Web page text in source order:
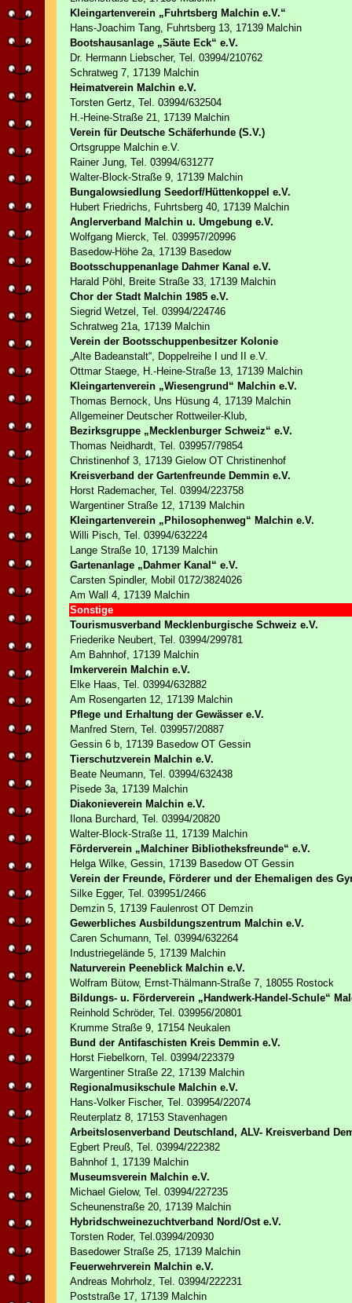
Kleingartenverein „Fuhrtsberg Malchin e.V.“
Hans-Joachim Tang, Fuhrtsberg 13, 17139 Malchin
Bootshausanlage „Säute Eck“ e.V.
Dr. Hermann Liebscher, Tel. 03994/210762
Schratweg 7, 17139 Malchin
Heimatverein Malchin e.V.
Torsten Gertz, Tel. 03994/632504
H.-Heine-Straße 21, 17139 Malchin
Verein für Deutsche Schäferhunde (S.V.)
Ortsgruppe Malchin e.V.
Rainer Jung, Tel. 03994/631277
Walter-Block-Straße 9, 17139 Malchin
Bungalowsiedlung Seedorf/Hüttenkoppel e.V.
Hubert Friedrichs, Fuhrtsberg 40, 17139 Malchin
Anglerverband Malchin u. Umgebung e.V.
Wolfgang Mierck, Tel. 039957/20996
Basedow-Höhe 2a, 17139 Basedow
Bootsschuppenanlage Dahmer Kanal e.V.
Harald Pöhl, Breite Straße 33, 17139 Malchin
Chor der Stadt Malchin 1985 e.V.
Siegrid Wetzel, Tel. 03994/224746
Schratweg 21a, 17139 Malchin
Verein der Bootsschuppenbesitzer Kolonie
„Alte Badeanstalt“, Doppelreihe I und II e.V.
Ottmar Staege, H.-Heine-Straße 13, 17139 Malchin
Kleingartenverein „Wiesengrund“ Malchin e.V.
Thomas Bernock, Uns Hüsung 4, 17139 Malchin
Allgemeiner Deutscher Rottweiler-Klub,
Bezirksgruppe „Mecklenburger Schweiz“ e.V.
Thomas Neidhardt, Tel. 039957/79854
Christinenhof 3, 17139 Gielow OT Christinenhof
Kreisverband der Gartenfreunde Demmin e.V.
Horst Rademacher, Tel. 03994/223758
Wargentiner Straße 12, 17139 Malchin
Kleingartenverein „Philosophenweg“ Malchin e.V.
Willi Pisch, Tel. 03994/632224
Lange Straße 10, 17139 Malchin
Gartenanlage „Dahmer Kanal“ e.V.
Carsten Spindler, Mobil 0172/3824026
Am Wall 4, 17139 Malchin
Sonstige
Tourismusverband Mecklenburgische Schweiz e.V.
Friederike Neubert, Tel. 03994/299781
Am Bahnhof, 17139 Malchin
Imkerverein Malchin e.V.
Elke Haas, Tel. 03994/632882
Am Rosengarten 12, 17139 Malchin
Pflege und Erhaltung der Gewässer e.V.
Manfred Stern, Tel. 039957/20887
Gessin 6 b, 17139 Basedow OT Gessin
Tierschutzverein Malchin e.V.
Beate Neumann, Tel. 03994/632438
Pisede 3a, 17139 Malchin
Diakonieverein Malchin e.V.
Ilona Burchard, Tel. 03994/20820
Walter-Block-Straße 11, 17139 Malchin
Förderverein „Malchiner Bibliotheksfreunde“ e.V.
Helga Wilke, Gessin, 17139 Basedow OT Gessin
Verein der Freunde, Förderer und der Ehemaligen des
Silke Egger, Tel. 039951/2466
Demzin 5, 17139 Faulenrost OT Demzin
Gewerbliches Ausbildungszentrum Malchin e.V.
Caren Schumann, Tel. 03994/632264
Industriegelände 5, 17139 Malchin
Naturverein Peeneblick Malchin e.V.
Wolfram Bütow, Ernst-Thälmann-Straße 7, 18055 Rostock
Bildungs- u. Förderverein „Handwerk-Handel-Schule“
Reinhold Schröder, Tel. 039956/20801
Krumme Straße 9, 17154 Neukalen
Bund der Antifaschisten Kreis Demmin e.V.
Horst Fiebelkorn, Tel. 03994/223379
Wargentiner Straße 22, 17139 Malchin
Regionalmusikschule Malchin e.V.
Hans-Volker Fischer, Tel. 039954/22074
Reuterplatz 8, 17153 Stavenhagen
Arbeitslosenverband Deutschland, ALV- Kreisverband
Egbert Preuß, Tel. 03994/222382
Bahnhof 1, 17139 Malchin
Museumsverein Malchin e.V.
Michael Gielow, Tel. 03994/227235
Scheunenstraße 20, 17139 Malchin
Hybridschweinezuchtverband Nord/Ost e.V.
Torsten Roder, Tel.03994/20930
Basedower Straße 25, 17139 Malchin
Feuerwehrverein Malchin e.V.
Andreas Mohrholz, Tel. 03994/222231
Poststraße 17, 17139 Malchin